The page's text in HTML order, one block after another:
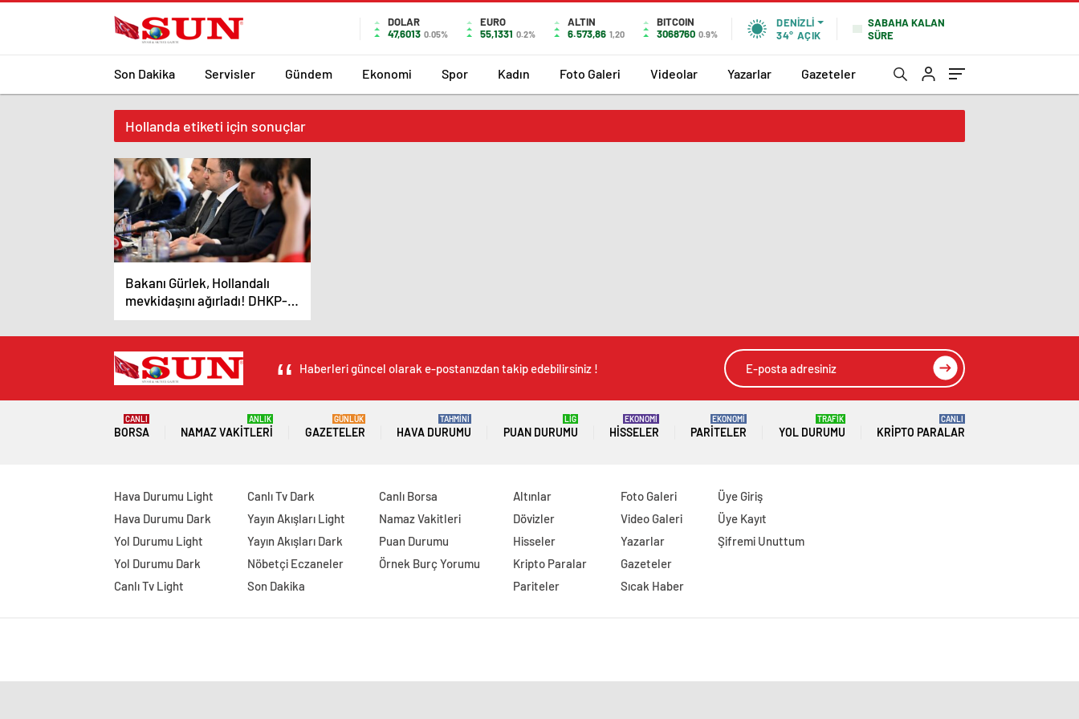
DOLAR
47,6013 0.05%
EURO
55,1331 0.2%
ALTIN
6.573,86 1,20
BITCOIN
3068760 0.9%
DENIZLI
34° AÇIK
SABAHA KALAN
SÜRE
Son Dakika Servisler Gündem Ekonomi Spor Kadın Foto Galeri Videolar Yazarlar Gazeteler
Hollanda etiketi için sonuçlar
Bakanı Gürlek, Hollandalı
mevkidaşını ağırladı! DHKP-C
elebaşının iadesini istedi
Haberleri güncel olarak e-postanızdan takip edebilirsiniz !
BORSA
CANLI
NAMAZ VAKITLERI
ANLIK
GAZETELER
GÜNLÜK
HAVA DURUMU
TAHMİNİ
PUAN DURUMU
LİG
HISSELER
EKONOMİ
PARITELER
EKONOMİ
YOL DURUMU
TRAFİK
KRIPTO PARALAR
CANLI
Hava Durumu Light
Hava Durumu Dark
Yol Durumu Light
Yol Durumu Dark
Canlı Tv Light
Canlı Tv Dark
Yayın Akışları Light
Yayın Akışları Dark
Nöbetçi Eczaneler
Son Dakika
Canlı Borsa
Namaz Vakitleri
Puan Durumu
Örnek Burç Yorumu
Altınlar
Dövizler
Hisseler
Kripto Paralar
Pariteler
Foto Galeri
Video Galeri
Yazarlar
Gazeteler
Sıcak Haber
Üye Giriş
Üye Kayıt
Şifremi Unuttum